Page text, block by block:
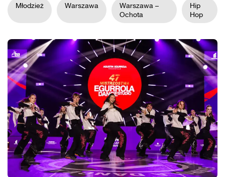
Młodzież Warszawa
Warszawa –
Ochota
Hip
Hop